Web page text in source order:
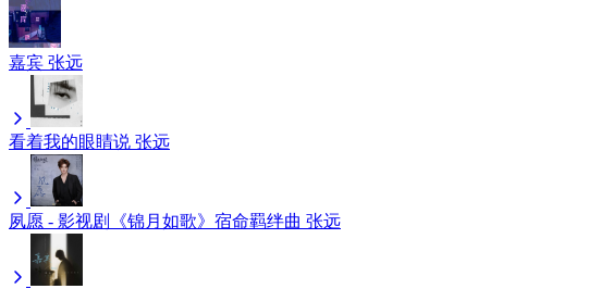
嘉宾 张远
看着我的眼睛说 张远
夙愿 - 影视剧《锦月如歌》宿命羁绊曲 张远